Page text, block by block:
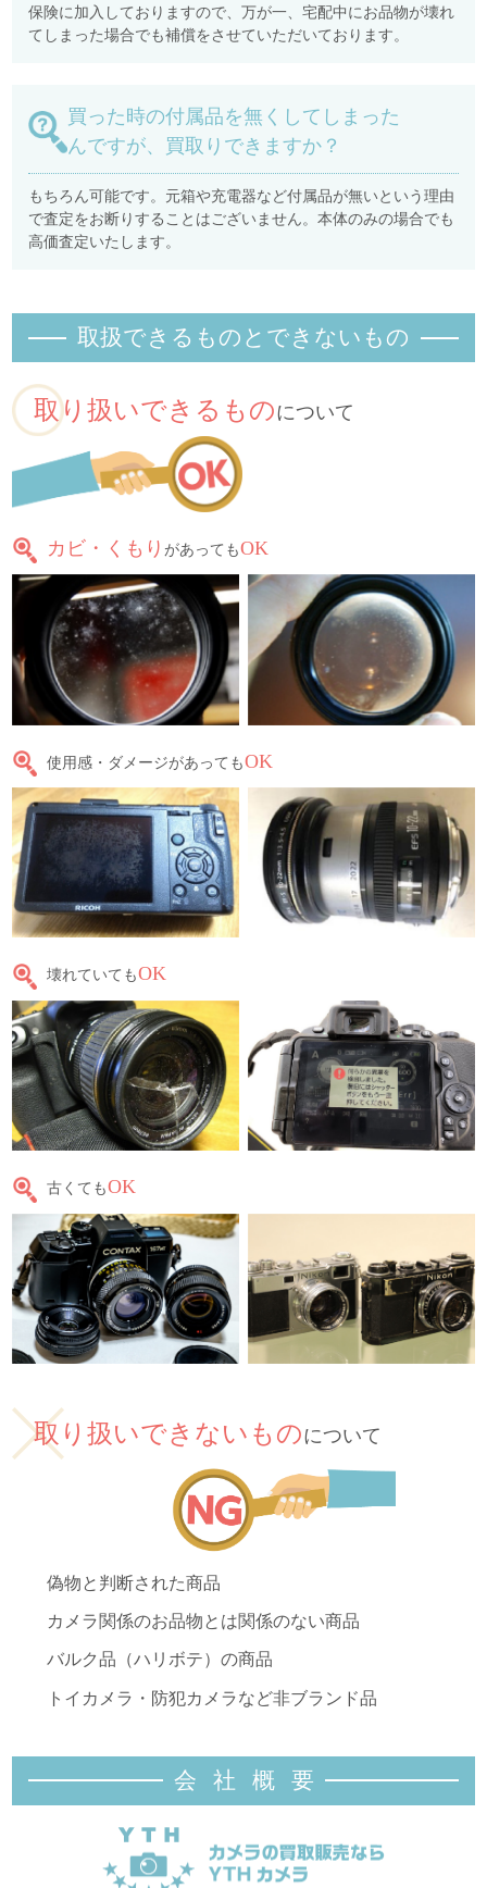
保険に加入しておりますので、万が一、宅配中にお品物が壊れ
てしまった場合でも補償をさせていただいております。
買った時の付属品を無くしてしまった
んですが、買取りできますか？
もちろん可能です。元箱や充電器など付属品が無いという理由
で査定をお断りすることはございません。本体のみの場合でも
高価査定いたします。
取扱できるものとできないもの
取り扱いできるものについて
カビ・くもり があってもOK
使用感・ダメージがあってもOK
壊れていてもOK
古くてもOK
取り扱いできないものについて
偽物と判断された商品
カメラ関係のお品物とは関係のない商品
バルク品（ハリボテ）の商品
トイカメラ・防犯カメラなど非ブランド品
会社概 要